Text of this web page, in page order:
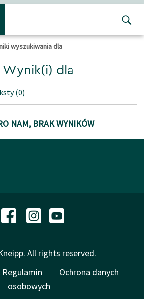
wyszukiwania dla
Wynik(i) dla
(0)
NAM, BRAK WYNIKÓW
All rights reserved.
Regulamin
Ochrona danych
osobowych